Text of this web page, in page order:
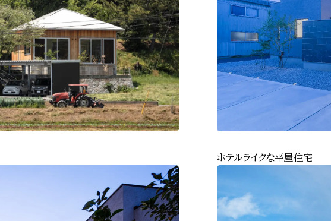
ホテルライクな平屋住宅